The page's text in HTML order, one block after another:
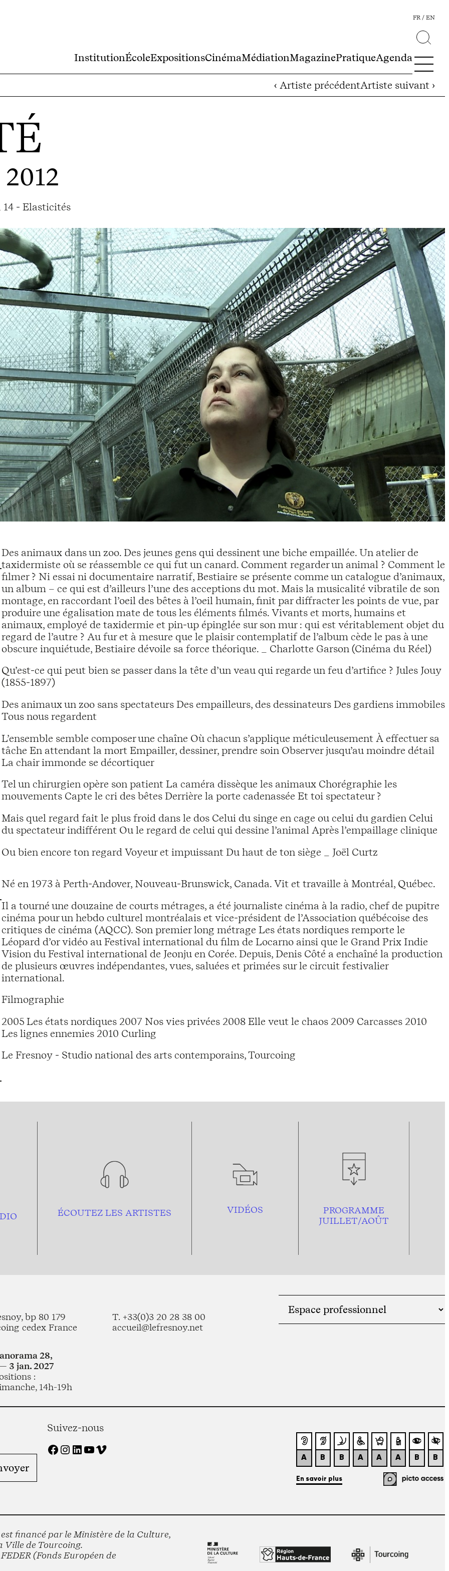
InstitutionÉcoleExpositionsCinémaMédiationMagazinePratiqueAgenda
FR EN
‹ Artiste précédentArtiste suivant ›
14 - Elasticités
Des animaux dans un zoo. Des jeunes gens qui dessinent une biche empaillée. Un atelier de
taxidermiste où se réassemble ce qui fut un canard. Comment regarder un animal ? Comment le
filmer ? Ni essai ni documentaire narratif, Bestiaire se présente comme un catalogue d’animaux,
un album – ce qui est d’ailleurs l’une des acceptions du mot. Mais la musicalité vibratile de son
montage, en raccordant l’oeil des bêtes à l’oeil humain, finit par diffracter les points de vue, par
produire une égalisation mate de tous les éléments filmés. Vivants et morts, humains et
animaux, employé de taxidermie et pin-up épinglée sur son mur : qui est véritablement objet du
regard de l’autre ? Au fur et à mesure que le plaisir contemplatif de l’album cède le pas à une
obscure inquiétude, Bestiaire dévoile sa force théorique. _ Charlotte Garson (Cinéma du Réel)
Qu’est-ce qui peut bien se passer dans la tête d’un veau qui regarde un feu d’artifice ? Jules Jouy
(1855-1897)
Des animaux un zoo sans spectateurs Des empailleurs, des dessinateurs Des gardiens immobiles
Tous nous regardent
L’ensemble semble composer une chaîne Où chacun s’applique méticuleusement À effectuer sa
tâche En attendant la mort Empailler, dessiner, prendre soin Observer jusqu’au moindre détail
La chair immonde se décortiquer
Tel un chirurgien opère son patient La caméra dissèque les animaux Chorégraphie les
mouvements Capte le cri des bêtes Derrière la porte cadenassée Et toi spectateur ?
Mais quel regard fait le plus froid dans le dos Celui du singe en cage ou celui du gardien Celui
du spectateur indifférent Ou le regard de celui qui dessine l’animal Après l’empaillage clinique
Ou bien encore ton regard Voyeur et impuissant Du haut de ton siège _ Joël Curtz
Né en 1973 à Perth-Andover, Nouveau-Brunswick, Canada. Vit et travaille à Montréal, Québec.
Il a tourné une douzaine de courts métrages, a été journaliste cinéma à la radio, chef de pupitre
cinéma pour un hebdo culturel montréalais et vice-président de l’Association québécoise des
critiques de cinéma (AQCC). Son premier long métrage Les états nordiques remporte le
Léopard d’or vidéo au Festival international du film de Locarno ainsi que le Grand Prix Indie
Vision du Festival international de Jeonju en Corée. Depuis, Denis Côté a enchaîné la production
de plusieurs œuvres indépendantes, vues, saluées et primées sur le circuit festivalier
international.
Filmographie
2005 Les états nordiques 2007 Nos vies privées 2008 Elle veut le chaos 2009 Carcasses 2010
Les lignes ennemies 2010 Curling
Le Fresnoy - Studio national des arts contemporains, Tourcoing
ÉCOUTEZ LES ARTISTES VIDÉOS
PROGRAMME
JUILLET/AOÛT
bp 80 179
cedex France
T. +33(0)3 20 28 38 00
accueil@lefresnoy.net
28,
3 jan. 2027
:
14h-19h
Suivez-nous
Facebook Instagram LinkedIn YouTube Vimeo
financé par le Ministère de la Culture,
Ville de Tourcoing.
(Fonds Européen de